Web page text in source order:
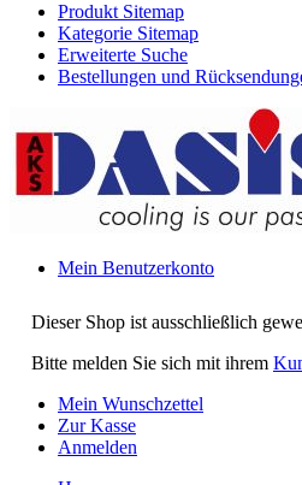
Produkt Sitemap
Kategorie Sitemap
Erweiterte Suche
Bestellungen und
Dieser Shop ist ausschließlich
Bitte melden Sie sich mit ihrem
Mein Benutzerkonto
Mein Wunschzettel
Zur Kasse
Anmelden